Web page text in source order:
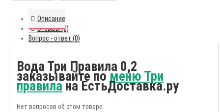
Описание
Отзывы (0)
Вопрос - ответ (0)
Вода Три Правила 0,2
заказывайте поменю Три
правилана ЕстьДоставка.ру
Нет вопросов об этом товаре.